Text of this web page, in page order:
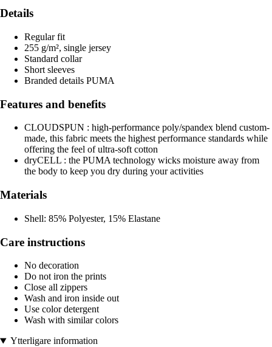
Details
Regular fit
255 g/m², single jersey
Standard collar
Short sleeves
Branded details PUMA
Features and benefits
CLOUDSPUN : high-performance poly/spandex blend custom-
made, this fabric meets the highest performance standards while
offering the feel of ultra-soft cotton
dryCELL : the PUMA technology wicks moisture away from
the body to keep you dry during your activities
Materials
Shell: 85% Polyester, 15% Elastane
Care instructions
No decoration
Do not iron the prints
Close all zippers
Wash and iron inside out
Use color detergent
Wash with similar colors
Ytterligare information